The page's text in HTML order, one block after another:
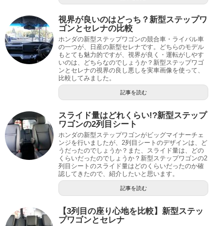
視界が良いのはどっち？新型ステップワ
ゴンとセレナの比較
ホンダの新型ステップワゴンの競合車・ライバル車
の一つが、日産の新型セレナです。どちらのモデル
もとても魅力的ですが、視界が良く・運転がしやす
いのは、どちらなのでしょうか？新型ステップワゴ
ンとセレナの視界の良し悪しを実車画像を使って、
比較してみました。
記事を読む
スライド量はどれくらい!?新型ステップ
ワゴンの2列目シート
ホンダの新型ステップワゴンがビッグマイナーチェ
ンジを行いましたが、2列目シートのデザインは、ど
うだったのでしょうか？また、スライド量は、どの
くらいだったのでしょうか？新型ステップワゴンの2
列目シートのスライド量はどのくらいだったのか確
認してきたので、紹介したいと思います。
記事を読む
【3列目の座り心地を比較】新型ステッ
プワゴンとセレナ